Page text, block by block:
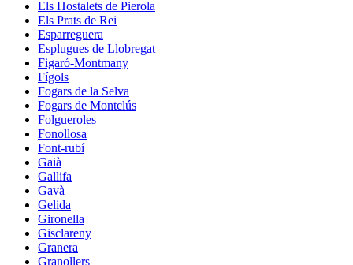
Els Hostalets de Pierola
Els Prats de Rei
Esparreguera
Esplugues de Llobregat
Figaró-Montmany
Fígols
Fogars de la Selva
Fogars de Montclús
Folgueroles
Fonollosa
Font-rubí
Gaià
Gallifa
Gavà
Gelida
Gironella
Gisclareny
Granera
Granollers